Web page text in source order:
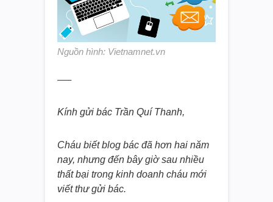
Nguồn hình: Vietnamnet.vn
—–
Kính gửi bác Trần Quí Thanh,
Cháu biết blog bác đã hơn hai năm
nay, nhưng đến bây giờ sau nhiều
thất bại trong kinh doanh cháu mới
viết thư gửi bác.